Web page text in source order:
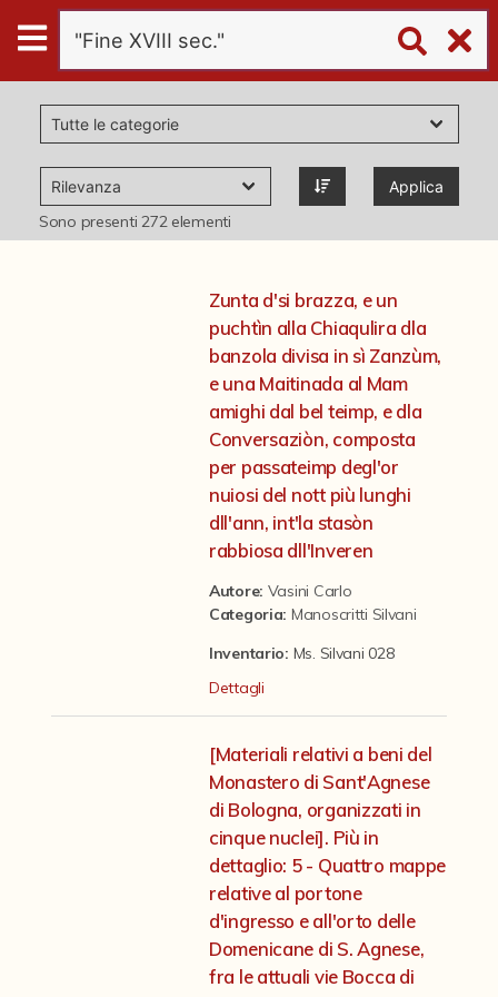
Digital
Humanities
Donazioni
Pubblicazioni
Il progetto Digital Humanities
Applica
Sono presenti272 elementi
Zunta d'si brazza, e un
puchtìn alla Chiaqulira dla
banzola divisa in sì Zanzùm,
e una Maitinada al Mam
amighi dal bel teimp, e dla
Conversaziòn, composta
per passateimp degl'or
nuiosi del nott più lunghi
dll'ann, int'la stasòn
rabbiosa dll'Inveren
Autore: Vasini Carlo
Categoria: Manoscritti Silvani
Inventario: Ms. Silvani 028
Dettagli
[Materiali relativi a beni del
Monastero di Sant'Agnese
di Bologna, organizzati in
cinque nuclei]. Più in
dettaglio: 5 - Quattro mappe
relative al portone
d'ingresso e all'orto delle
Domenicane di S. Agnese,
fra le attuali vie Bocca di